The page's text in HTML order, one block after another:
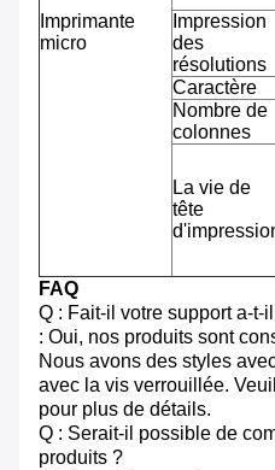
Imprimante
micro
Impression
des
résolutions
Caractère
Nombre de
colonnes
La vie de
tête
FAQ
Q : Fait-il votre support a-t-
: Oui, nos produits sont
Nous avons des styles
avec la vis verrouillée.
pour plus de détails.
Q : Serait-il possible de
produits ?